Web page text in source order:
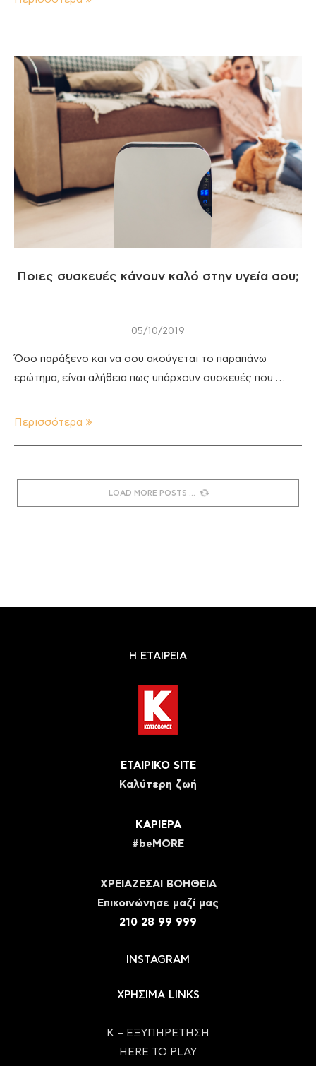
Ποιες συσκευές κάνουν καλό στην υγεία σου;
05/10/2019
Όσο παράξενο και να σου ακούγεται το παραπάνω
ερώτημα, είναι αλήθεια πως υπάρχουν συσκευές που …
Περισσότερα
LOAD MORE POSTS
Η ΕΤΑΙΡΕΙΑ
ΕΤΑΙΡΙΚΟ SITE
Καλύτερη ζωή
ΚΑΡΙΕΡΑ
#beMORE
ΧΡΕΙΑΖΕΣΑΙ ΒΟΗΘΕΙΑ
Eπικοινώνησε μαζί μας
210 28 99 999
INSTAGRAM
ΧΡΗΣΙΜΑ LINKS
Κ – ΕΞΥΠΗΡΕΤΗΣΗ
HERE TO PLAY